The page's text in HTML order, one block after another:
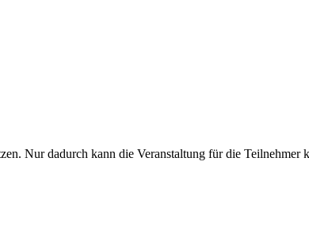
Nur dadurch kann die Veranstaltung für die Teilnehmer